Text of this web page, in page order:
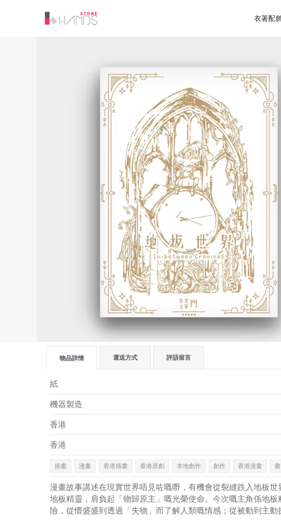
衣著配
物品詳情 運送方式 評語留言
紙
機器製造
香港
香港
插畫 漫畫 香港插畫 香港原創 本地創作 創作 香港漫畫 書
漫畫故事講述在現實世界唔見咗嘅嘢，有機會從裂縫跌入地板
地板精靈，肩負起「物歸原主」嘅光榮使命。今次嘅主角係地
險，從懵盛盛到透過「失物」而了解人類嘅情感；從被動到主動